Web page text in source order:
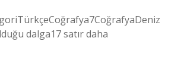
dalga17 satır daha